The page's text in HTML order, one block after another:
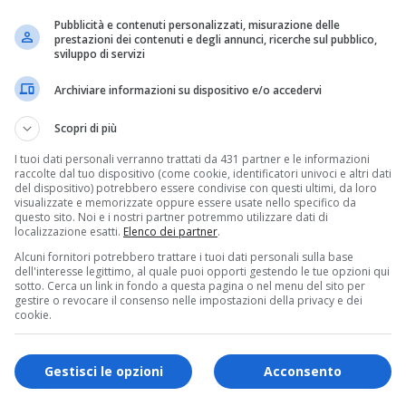
paese
Maggiora e, dopo due mandati, punta a fare
così vicino al mio paese e dalla compagine
delle botti delle Città del Vino, a cui partecipo
è l’attività dominante».
Vallana, Maurizio Carolo, Cinzia Carai, Dario
Conti, Emanuele Poggia ed Elisa Toffoli,
una delle iniziative principali riguarda la scuola
metri quadri una mensa per i bambini della
la nostrapagina Facebook
Pubblicità e contenuti personalizzati, misurazione delle
prestazioni dei contenuti e degli annunci, ricerche sul pubblico,
sviluppo di servizi
Archiviare informazioni su dispositivo e/o accedervi
Scopri di più
I tuoi dati personali verranno trattati da 431 partner e le informazioni
raccolte dal tuo dispositivo (come cookie, identificatori univoci e altri dati
del dispositivo) potrebbero essere condivise con questi ultimi, da loro
visualizzate e memorizzate oppure essere usate nello specifico da
questo sito. Noi e i nostri partner potremmo utilizzare dati di
localizzazione esatti. Elenco dei partner.
Alcuni fornitori potrebbero trattare i tuoi dati personali sulla base
dell'interesse legittimo, al quale puoi opporti gestendo le tue opzioni qui
sotto. Cerca un link in fondo a questa pagina o nel menu del sito per
gestire o revocare il consenso nelle impostazioni della privacy e dei
cookie.
Acconsento
Gestisci le opzioni